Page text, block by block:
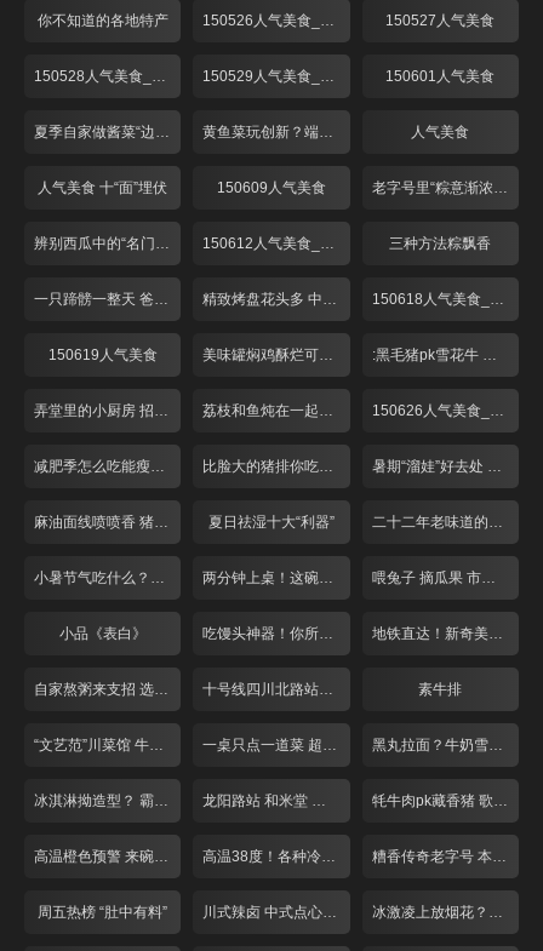
你不知道的各地特产 150526人气美食_001 150527人气美食
150528人气美食_001 150529人气美食_001 150601人气美食
夏季自家做酱菜“边角料”吃口好 黄鱼菜玩创新？端午时节最美味！ 人气美食
人气美食 十“面”埋伏 150609人气美食 老字号里“粽意渐浓”牛肉八宝新品上市
辨别西瓜中的“名门望族” 150612人气美食_001 三种方法粽飘香
一只蹄髈一整天 爸爸糖蹄爱意浓 精致烤盘花头多 中药腌肉是啥味？ 150618人气美食_001
150619人气美食 美味罐焖鸡酥烂可口 酒香糟味上海夏日味道 :黑毛猪pk雪花牛 烤盘上演大对决！
弄堂里的小厨房 招牌番茄酸辣面 荔枝和鱼炖在一起什么味道 150626人气美食_001
减肥季怎么吃能瘦下来 比脸大的猪排你吃过吗？ 暑期“溜娃”好去处 亲子餐厅欢乐多
麻油面线喷喷香 猪脚龙虾做搭配 夏日祛湿十大“利器” 二十二年老味道的别样饼干
小暑节气吃什么？各类黄鳝最滋补 两分钟上桌！这碗泡饭不一般 喂兔子 摘瓜果 市区也有农家乐？
小品《表白》 吃馒头神器！你所不知道的调料混搭！ 地铁直达！新奇美味！天气再热也不怕
自家熬粥来支招 选好大米配好料！ 十号线四川北路站！冒菜臊子面人气旺！ 素牛排
“文艺范”川菜馆 牛蛙“爱上”小仔姜 一桌只点一道菜 超大牛排似“战斧” 黑丸拉面？牛奶雪？新晋百货大暴走
冰淇淋拗造型？ 霸气大锅藏鱼头！ 龙阳路站 和米堂 大虾章鱼烧 牦牛肉pk藏香猪 歌声对决赢免单！
高温橙色预警 来碗“雪”降降温！ 高温38度！各种冷饮来“降温” 糟香传奇老字号 本帮大师来调味
周五热榜 “肚中有料” 川式辣卤 中式点心 打浦路站美味多！ 冰激凌上放烟花？夏日解暑放大招！